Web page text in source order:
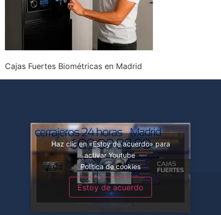
Cajas Fuertes Biométricas en Madrid
Haz clic en «Estoy de acuerdo» para
activar Youtube
Política de cookies
Estoy de acuerdo